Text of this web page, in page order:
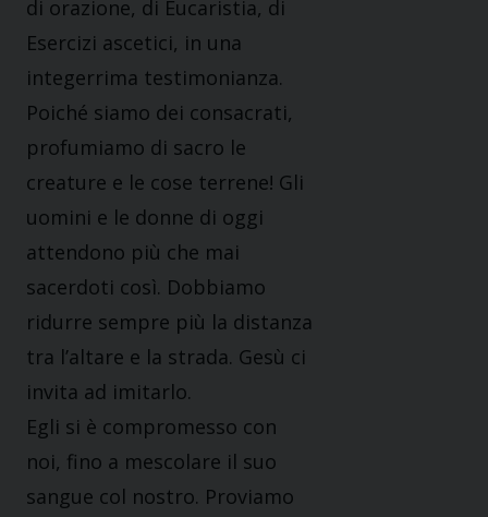
di orazione, di Eucaristia, di
Esercizi ascetici, in una
integerrima testimonianza.
Poiché siamo dei consacrati,
profumiamo di sacro le
creature e le cose terrene! Gli
uomini e le donne di oggi
attendono più che mai
sacerdoti così. Dobbiamo
ridurre sempre più la distanza
tra l’altare e la strada. Gesù ci
invita ad imitarlo.
Egli si è compromesso con
noi, fino a mescolare il suo
sangue col nostro. Proviamo